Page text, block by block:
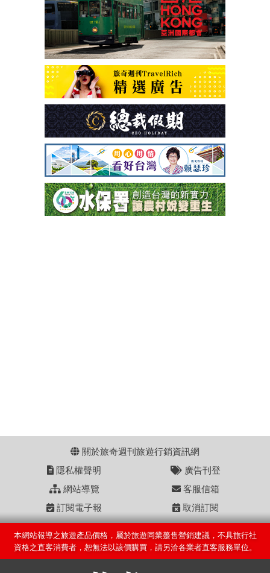
關於旅奇週刊旅遊行銷資訊網
隱私權聲明
廣告刊登
網站導覽
客服信箱
訂閱電子報
取消訂閱
本網站報導之旅遊產品價格，屬於旅遊同業躉售營銷建議，不具旅行社
資格之直客消費者，恕無法以該價購買，請另洽各業者直客服務單位。